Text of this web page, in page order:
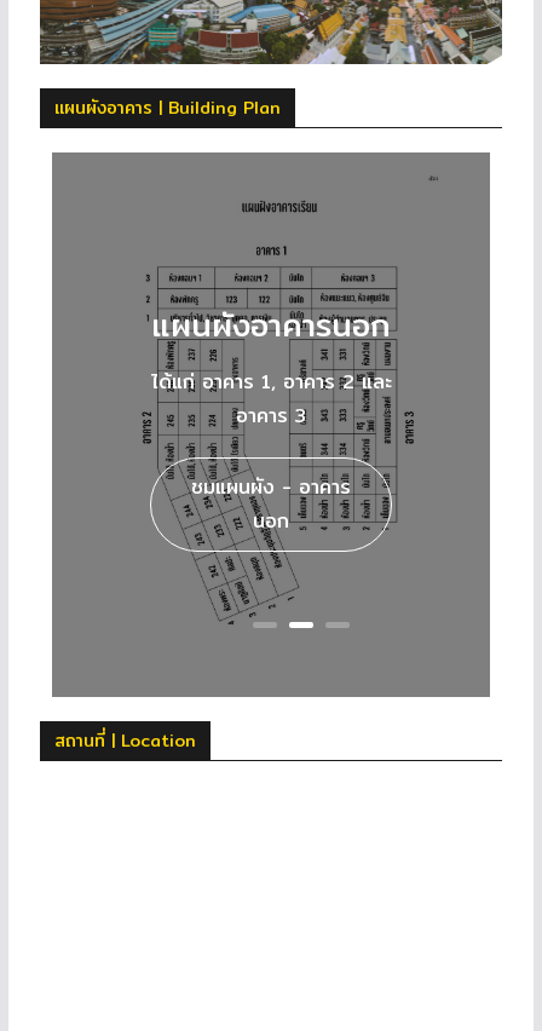
แผนผังอาคาร | Building Plan
แผนผังอาคารนอก
ได้แก่ อาคาร 1, อาคาร 2 และ
อาคาร 3
ชมแผนผัง - อาคาร
นอก
สถานที่ | Location